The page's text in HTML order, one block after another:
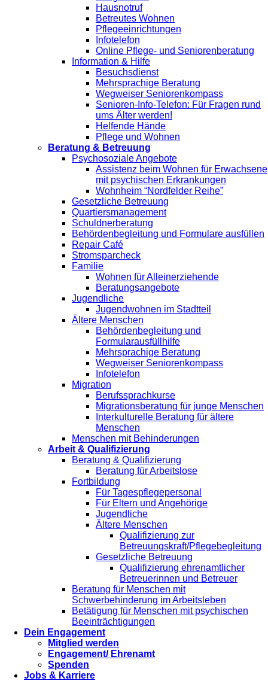
Hausnotruf
Betreutes Wohnen
Pflegeeinrichtungen
Infotelefon
Online Pflege- und Seniorenberatung
Information & Hilfe
Besuchsdienst
Mehrsprachige Beratung
Wegweiser Seniorenkompass
Senioren-Info-Telefon: Für Fragen rund
ums Älter werden!
Helfende Hände
Pflege und Wohnen
Beratung & Betreuung
Psychosoziale Angebote
Assistenz beim Wohnen für Erwachsene
mit psychischen Erkrankungen
Wohnheim “Nordfelder Reihe”
Gesetzliche Betreuung
Quartiersmanagement
Schuldnerberatung
Behördenbegleitung und Formulare ausfüllen
Repair Café
Stromsparcheck
Familie
Wohnen für Alleinerziehende
Beratungsangebote
Jugendliche
Jugendwohnen im Stadtteil
Ältere Menschen
Behördenbegleitung und
Formularausfüllhilfe
Mehrsprachige Beratung
Wegweiser Seniorenkompass
Infotelefon
Migration
Berufssprachkurse
Migrationsberatung für junge Menschen
Interkulturelle Beratung für ältere
Menschen
Menschen mit Behinderungen
Arbeit & Qualifizierung
Beratung & Qualifizierung
Beratung für Arbeitslose
Fortbildung
Für Tagespflegepersonal
Für Eltern und Angehörige
Jugendliche
Ältere Menschen
Qualifizierung zur
Betreuungskraft/Pflegebegleitung
Gesetzliche Betreuung
Qualifizierung ehrenamtlicher
Betreuerinnen und Betreuer
Beratung für Menschen mit
Schwerbehinderung im Arbeitsleben
Betätigung für Menschen mit psychischen
Beeinträchtigungen
Dein Engagement
Mitglied werden
Engagement/ Ehrenamt
Spenden
Jobs & Karriere